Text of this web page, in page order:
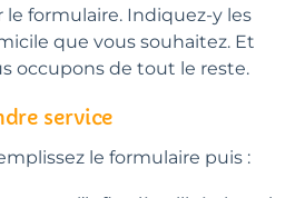
formulaire. Indiquez-y les
que vous souhaitez. Et
occupons de tout le reste.
service
le formulaire puis :